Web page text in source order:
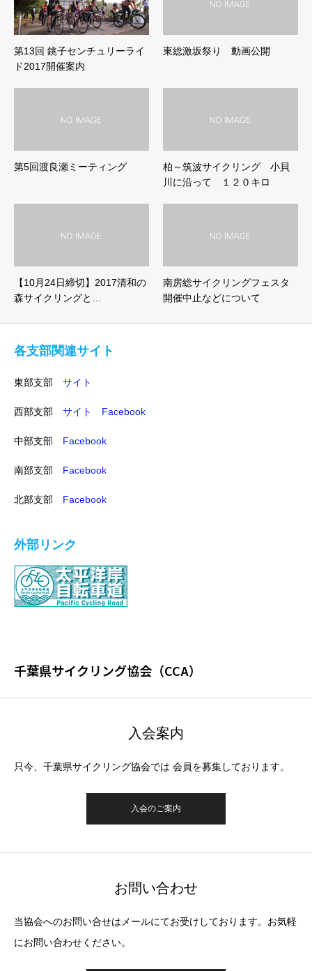
第13回 銚子センチュリーライ
ド2017開催案内
東総激坂祭り 動画公開
第5回渡良瀬ミーティング
柏～筑波サイクリング 小貝
川に沿って １２０キロ
【10月24日締切】2017清和の
森サイクリングと…
南房総サイクリングフェスタ
開催中止などについて
各支部関連サイト
東部支部 サイト
西部支部 サイト Facebook
中部支部 Facebook
南部支部 Facebook
北部支部 Facebook
外部リンク
千葉県サイクリング協会（CCA）
入会案内
只今、千葉県サイクリング協会では 会員を募集しております。
入会のご案内
お問い合わせ
当協会へのお問い合せはメールにてお受けしております。お気軽
にお問い合わせください。